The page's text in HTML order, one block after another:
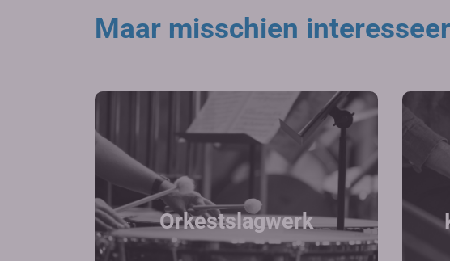
Maar misschien
Orkestslagwerk